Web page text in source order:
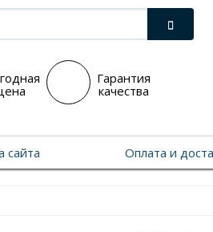
Гарантия
качества
сайта Оплата и